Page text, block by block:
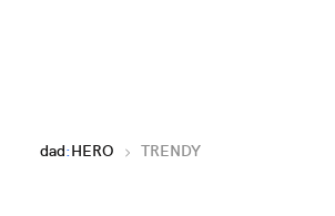
dad:HERO TRENDY